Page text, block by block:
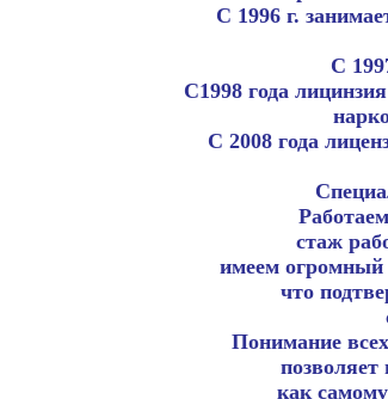
С 1996 г.
С
С1998 года
С 2008 года
стаж
имеем огромный
что
Понимание
как